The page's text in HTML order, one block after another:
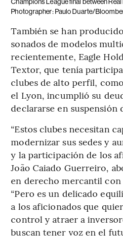
Champions League final between
Photographer: Paulo Duarte/
También se han
sonados de modelos
recientemente, Eagle
Textor, que tenía
clubes de alto perfil,
el Lyon, incumplió su
declararse en suspensión
“Estos clubes necesitan
modernizar sus sedes y
y la participación de los
João Caiado Guerreiro,
en derecho mercantil con
“Pero es un delicado
a los aficionados que
control y atraer a
buscan tener voz en el